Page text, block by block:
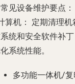
见设备维护要点：
算机：
定期清理
统和安全软件补
系统性能。
多功能一体机/复